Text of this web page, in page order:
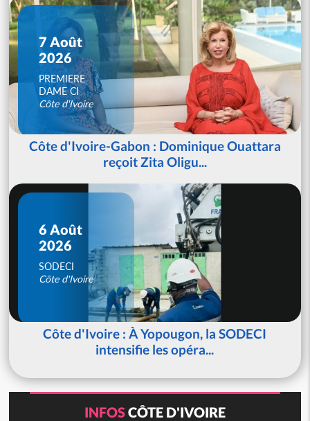
7 Août
2026
PREMIERE
DAME CI
Côte d'Ivoire
Côte d'Ivoire-Gabon : Dominique Ouattara
reçoit Zita Oligu...
6 Août
2026
SODECI
Côte d'Ivoire
Côte d'Ivoire : À Yopougon, la SODECI
intensifie les opéra...
INFOSCÔTE D'IVOIRE